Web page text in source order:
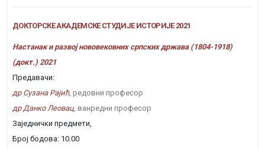
ДОКТОРСКЕ АКАДЕМСКЕ СТУДИЈЕ ИСТОРИЈЕ 2021
Настанак и развој нововековних српских држава (1804-1918)
(докт.) 2021
Предавачи:
др Сузана Рајић, редовни професор
др Данко Леовац, ванредни професор
Заједнички предмети,
Број бодова: 10.00